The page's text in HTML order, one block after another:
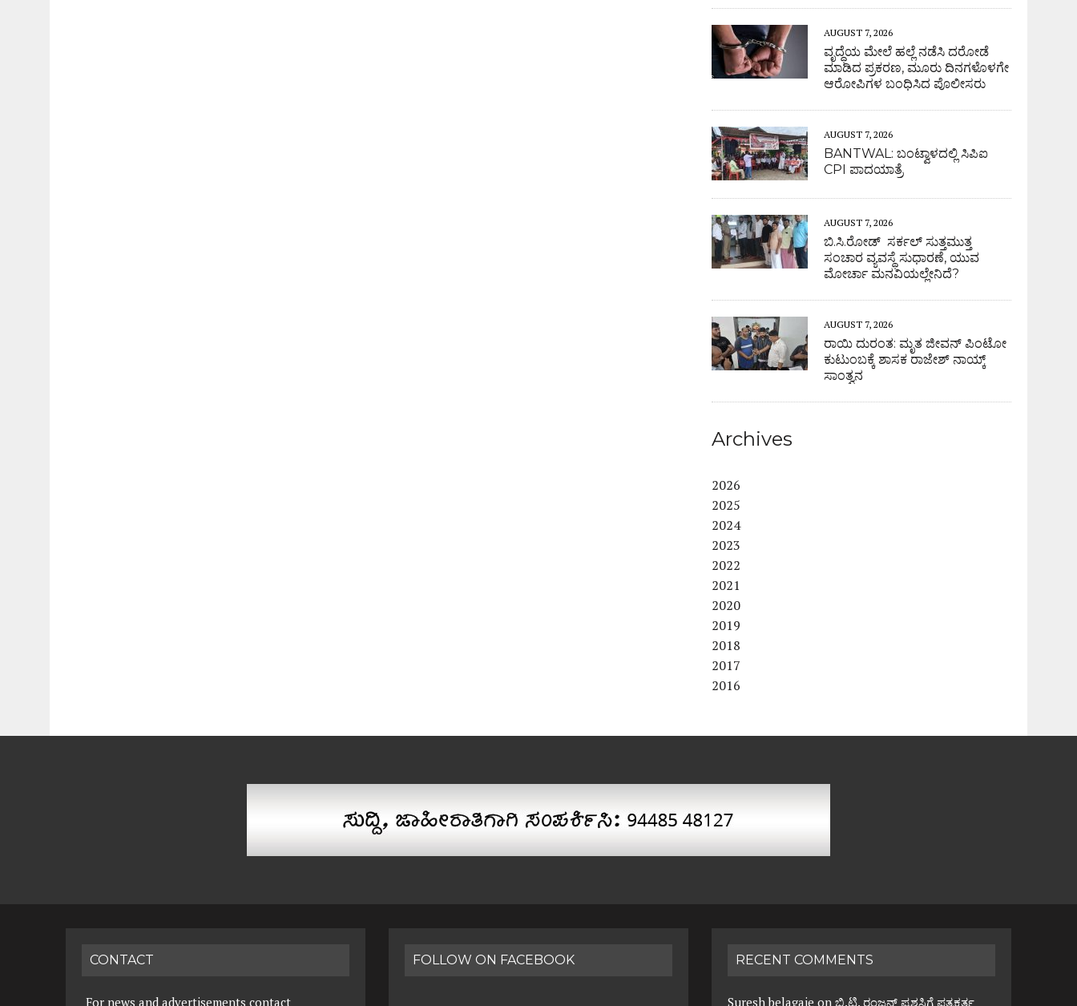
AUGUST 7, 2026
ವೃದ್ಧೆಯ ಮೇಲೆ ಹಲ್ಲೆ ನಡೆಸಿ ದರೋಡೆ
ಮಾಡಿದ ಪ್ರಕರಣ, ಮೂರು ದಿನಗಳೊಳಗೇ
ಆರೋಪಿಗಳ ಬಂಧಿಸಿದ ಪೊಲೀಸರು
AUGUST 7, 2026
BANTWAL: ಬಂಟ್ವಾಳದಲ್ಲಿ ಸಿಪಿಐ
CPI ಪಾದಯಾತ್ರೆ
AUGUST 7, 2026
ಬಿ.ಸಿ.ರೋಡ್ ಸರ್ಕಲ್ ಸುತ್ತಮುತ್ತ
ಸಂಚಾರ ವ್ಯವಸ್ಥೆ ಸುಧಾರಣೆ, ಯುವ
ಮೋರ್ಚಾ ಮನವಿಯಲ್ಲೇನಿದೆ?
AUGUST 7, 2026
ರಾಯಿ ದುರಂತ: ಮೃತ ಜೀವನ್ ಪಿಂಟೋ
ಕುಟುಂಬಕ್ಕೆ ಶಾಸಕ ರಾಜೇಶ್ ನಾಯ್ಕ್
ಸಾಂತ್ವನ
Archives
2026
2025
2024
2023
2022
2021
2020
2019
2018
2017
2016
CONTACT
For news and advertisements contact
FOLLOW ON FACEBOOK RECENT COMMENTS
Suresh belagaje onಬಿ.ಟಿ. ರಂಜನ್ ಪ್ರಶಸ್ತಿಗೆ ಪತ್ರಕರ್ತ